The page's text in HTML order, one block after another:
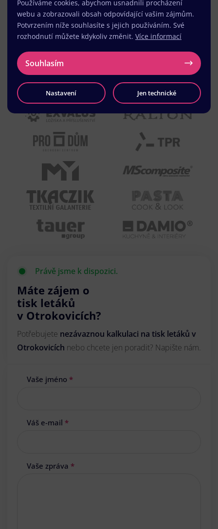
Právě jsme k dispozici.
Máte zájem o
tisk letáků
v Otrokovicích?
Potřebujete nezávaznou kalkulaci na tisk letáků v
Otrokovicích nebo chcete jen poradit? Napište nám.
Vaše jméno *
Váš e-mail *
Vaše zpráva *
Používáme cookies, abychom usnadnili procházení
webu a zobrazovali obsah odpovídající vašim zájmům.
Potvrzením níže souhlasíte s jejich používáním. Své
rozhodnutí můžete kdykoliv změnit. Více informací
Souhlasím
Nastavení Jen technické